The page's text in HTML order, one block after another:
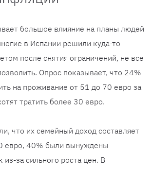
большое влияние на планы людей
в Испании решили куда-то
после снятия ограничений, не все
Опрос показывает, что 24%
на проживание от 51 до 70 евро за
тратить более 30 евро.
что их семейный доход составляет
евро, 40% были вынуждены
из-за сильного роста цен. В